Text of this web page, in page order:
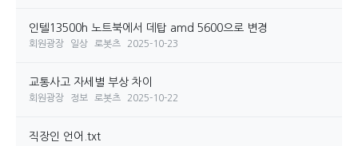
인텔13500h 노트북에서 데탑 amd 5600으로 변경
회원광장 일상 로봇츠 2025-10-23
교통사고 자세별 부상 차이
회원광장 정보 로봇츠 2025-10-22
직장인 언어.txt